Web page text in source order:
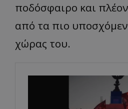
ποδόσφαιρο και
από τα πιο
χώρας του.